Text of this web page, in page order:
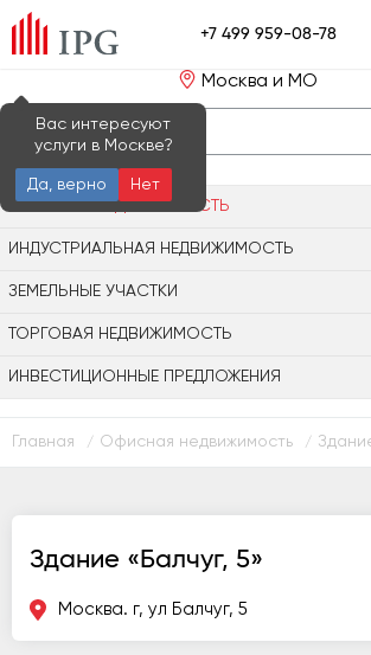
+7 499 959-08-78
Москва и МО
Вас интересуют
услуги в Москве?
Да, верно
Нет
ОФИСНАЯ НЕДВИЖИМОСТЬ
ИНДУСТРИАЛЬНАЯ НЕДВИЖИМОСТЬ
ЗЕМЕЛЬНЫЕ УЧАСТКИ
ТОРГОВАЯ НЕДВИЖИМОСТЬ
ИНВЕСТИЦИОННЫЕ ПРЕДЛОЖЕНИЯ
Главная / Офисная недвижимость /
Здание «Балчуг, 5»
Москва. г, ул Балчуг, 5